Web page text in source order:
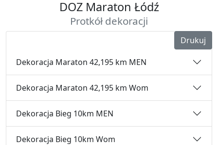
DOZ Maraton Łódź
Protkół dekoracji
Drukuj
Dekoracja Maraton 42,195 km MEN
Dekoracja Maraton 42,195 km Wom
Dekoracja Bieg 10km MEN
Dekoracja Bieg 10km Wom